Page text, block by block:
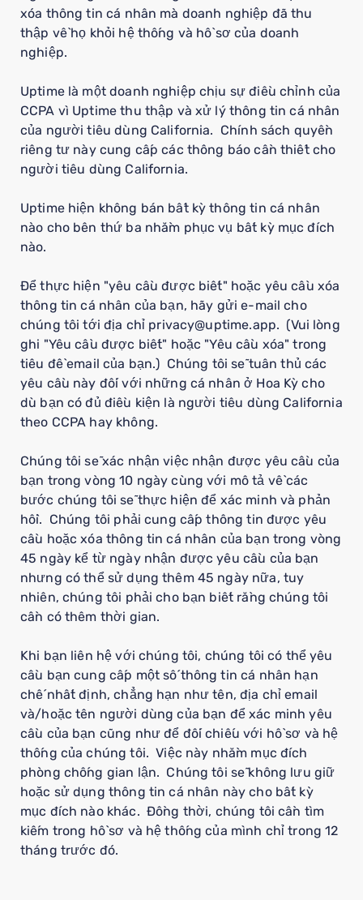
xóa thông tin cá nhân mà doanh nghiệp đã thu
thập về họ khỏi hệ thống và hồ sơ của doanh
nghiệp.
Uptime là một doanh nghiệp chịu sự điều chỉnh của
CCPA vì Uptime thu thập và xử lý thông tin cá nhân
của người tiêu dùng California. Chính sách quyền
riêng tư này cung cấp các thông báo cần thiết cho
người tiêu dùng California.
Uptime hiện không bán bất kỳ thông tin cá nhân
nào cho bên thứ ba nhằm phục vụ bất kỳ mục đích
nào.
Để thực hiện "yêu cầu được biết" hoặc yêu cầu xóa
thông tin cá nhân của bạn, hãy gửi e-mail cho
chúng tôi tới địa chỉ privacy@uptime.app. (Vui lòng
ghi "Yêu cầu được biết" hoặc "Yêu cầu xóa" trong
tiêu đề email của bạn.) Chúng tôi sẽ tuân thủ các
yêu cầu này đối với những cá nhân ở Hoa Kỳ cho
dù bạn có đủ điều kiện là người tiêu dùng California
theo CCPA hay không.
Chúng tôi sẽ xác nhận việc nhận được yêu cầu của
bạn trong vòng 10 ngày cùng với mô tả về các
bước chúng tôi sẽ thực hiện để xác minh và phản
hồi. Chúng tôi phải cung cấp thông tin được yêu
cầu hoặc xóa thông tin cá nhân của bạn trong vòng
45 ngày kể từ ngày nhận được yêu cầu của bạn
nhưng có thể sử dụng thêm 45 ngày nữa, tuy
nhiên, chúng tôi phải cho bạn biết rằng chúng tôi
cần có thêm thời gian.
Khi bạn liên hệ với chúng tôi, chúng tôi có thể yêu
cầu bạn cung cấp một số thông tin cá nhân hạn
chế nhất định, chẳng hạn như tên, địa chỉ email
và/hoặc tên người dùng của bạn để xác minh yêu
cầu của bạn cũng như để đối chiếu với hồ sơ và hệ
thống của chúng tôi. Việc này nhằm mục đích
phòng chống gian lận. Chúng tôi sẽ không lưu giữ
hoặc sử dụng thông tin cá nhân này cho bất kỳ
mục đích nào khác. Đồng thời, chúng tôi cần tìm
kiếm trong hồ sơ và hệ thống của mình chỉ trong 12
tháng trước đó.